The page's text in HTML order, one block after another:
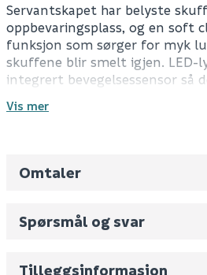
Servantskapet har belyste
oppbevaringsplass, og en soft
funksjon som sørger for myk
skuffene blir smelt igjen. LED-
integrert bevegelsessensor så
eksempel må på do på natten,
Baderomsmøbelet kommer
Vis mer
Omtaler
Spørsmål og svar
Tilleggsinformasjon
Leverandørens varenummer
Volum 323.084
Datablad